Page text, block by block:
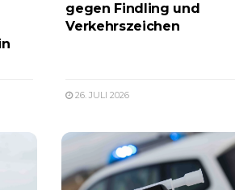
gegen Findling und
Verkehrszeichen
26. JULI 2026